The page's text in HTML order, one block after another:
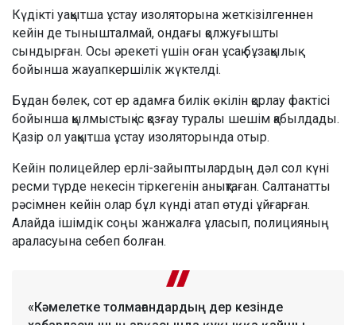
Күдікті уақытша ұстау изоляторына жеткізілгеннен
кейін де тынышталмай, ондағы қолжуғышты
сындырған. Осы әрекеті үшін оған ұсақ бұзақылық
бойынша жауапкершілік жүктелді.
Бұдан бөлек, сот ер адамға билік өкілін қорлау фактісі
бойынша қылмыстық іс қозғау туралы шешім қабылдады.
Қазір ол уақытша ұстау изоляторында отыр.
Кейін полицейлер ерлі-зайыптылардың дәл сол күні
ресми түрде некесін тіркегенін анықтаған. Салтанатты
рәсімнен кейін олар бұл күнді атап өтуді ұйғарған.
Алайда ішімдік соңы жанжалға ұласып, полицияның
араласуына себеп болған.
«Кәмелетке толмағандардың дер кезінде